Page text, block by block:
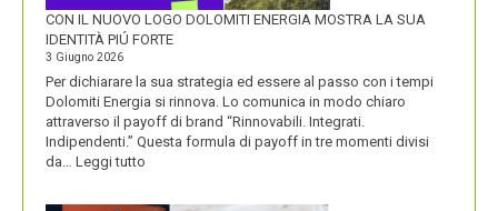
CON IL NUOVO LOGO DOLOMITI ENERGIA MOSTRA LA SUA
IDENTITÀ PIÚ FORTE
3 Giugno 2026
Per dichiarare la sua strategia ed essere al passo con i tempi
Dolomiti Energia si rinnova. Lo comunica in modo chiaro
attraverso il payoff di brand “Rinnovabili. Integrati.
Indipendenti.” Questa formula di payoff in tre momenti divisi
da… Leggi tutto
IL